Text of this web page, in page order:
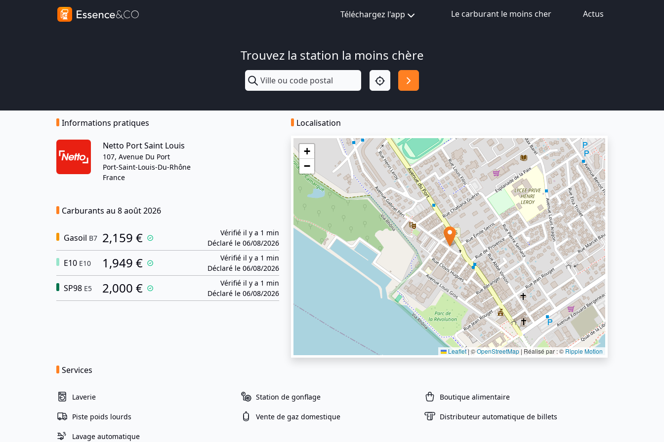
Téléchargez l'app Le carburant le moins cher Actus
Trouvez la station la moins chère
Informations pratiques
Netto Port Saint Louis
107, Avenue Du Port
Port-Saint-Louis-Du-Rhône
France
Carburants au 8 août 2026
Gasoil B7 2,159 €
Vérifié il y a 1 min
Déclaré le 06/08/2026
E10 E10 1,949 €
Vérifié il y a 1 min
Déclaré le 06/08/2026
SP98 E5 2,000 €
Vérifié il y a 1 min
Déclaré le 06/08/2026
Localisation
+
−
Leaflet|©OpenStreetMap | Réalisé par : ©Ripple Motion
Services
Laverie Station de gonflage Boutique alimentaire
Piste poids lourds Vente de gaz domestique Distributeur automatique de billets
Lavage automatique